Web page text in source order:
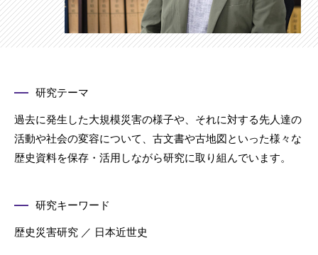
研究テーマ
過去に発生した大規模災害の様子や、それに対する先人達の
活動や社会の変容について、古文書や古地図といった様々な
歴史資料を保存・活用しながら研究に取り組んでいます。
研究キーワード
歴史災害研究 ／ 日本近世史